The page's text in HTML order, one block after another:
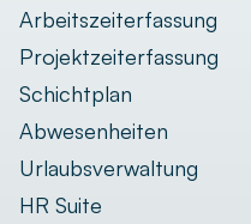
Arbeitszeiterfassung
Projektzeiterfassung
Schichtplan
Abwesenheiten
Urlaubsverwaltung
HR Suite